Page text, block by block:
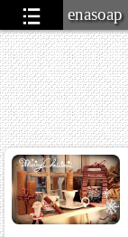
enasoap